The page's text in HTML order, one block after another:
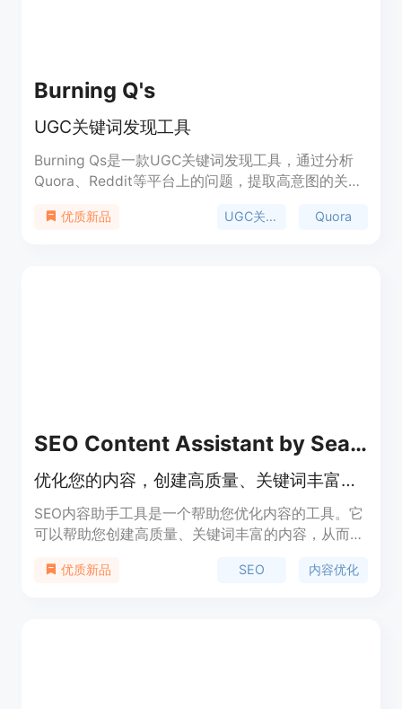
Burning Q's
UGC关键词发现工具
Burning Qs是一款UGC关键词发现工具，通过分析
Quora、Reddit等平台上的问题，提取高意图的关键
优质新品 UGC关键词 Quora
SEO Content Assistant by SearchAtlas
优化您的内容，创建高质量、关键词丰富的内容，在谷歌中排名更高
SEO内容助手工具是一个帮助您优化内容的工具。它
可以帮助您创建高质量、关键词丰富的内容，从而在
包括关键词研究、内容优化建议、排名追踪等。通过
优质新品 SEO 内容优化